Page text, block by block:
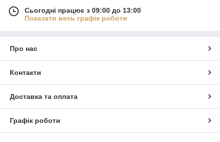
Сьогодні працює з 09:00 до 13:00
Показати весь графік роботи
Про нас
Контакти
Доставка та оплата
Графік роботи